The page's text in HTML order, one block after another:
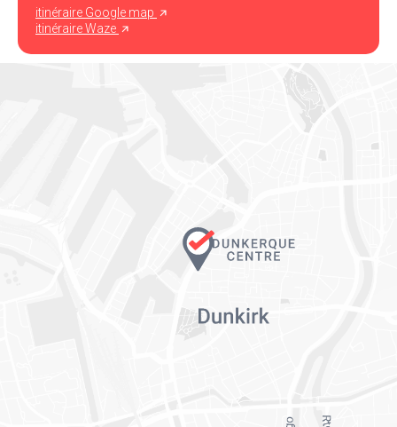
itinéraire Google map
itinéraire Waze